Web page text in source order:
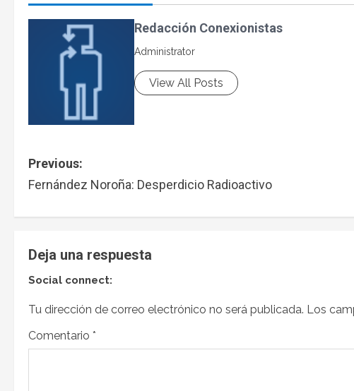
Redacción Conexionistas
Administrator
View All Posts
Previous:
Fernández Noroña: Desperdicio Radioactivo
Deja una respuesta
Social connect:
Tu dirección de correo electrónico no será publicada. Los
Comentario *